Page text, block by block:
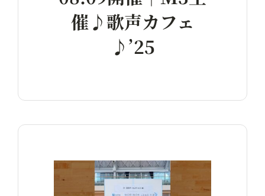
催♪歌声カフェ
♪’25